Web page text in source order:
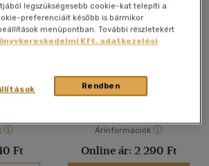
Ft
Meteor Csillagászati
évkönyv 2016, 2017, 2018
Antikvár partner
Árinformációk
Online ár: 2 290 Ft
legszükségesebb cookie-kat telepíti a
preferenciáit később is bármikor
menüpontban. További részletekért
Kft. adatkezelési
Rendben